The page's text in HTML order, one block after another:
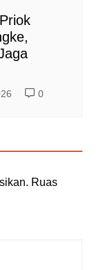
0
Ruas